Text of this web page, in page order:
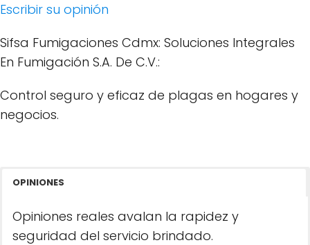
Escribir su opinión
Sifsa Fumigaciones Cdmx: Soluciones Integrales
En Fumigación S.A. De C.V.:
Control seguro y eficaz de plagas en hogares y
negocios.
OPINIONES
Opiniones reales avalan la rapidez y
seguridad del servicio brindado.